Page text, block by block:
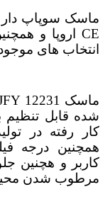
انتخاب های
شده قابل تنظیم
کاربر و هچنین
مرطوب شدن